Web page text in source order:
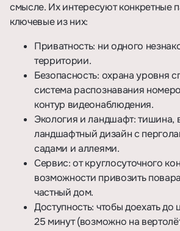
смысле. Их интересуют конкретные
ключевые из них:
Приватность: ни одного
территории.
Безопасность: охрана уровня
система распознавания
контур видеонаблюдения.
Экология и ландшафт: тишина,
ландшафтный дизайн с
садами и аллеями.
Сервис: от круглосуточного
возможности привозить
частный дом.
Доступность: чтобы доехать до
25 минут (возможно на